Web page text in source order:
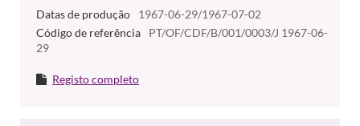
Datas de produção
1967-06-29/1967-07-02
Código de referência
PT/OF/CDF/B/001/0003/J 1967-06-
29
Registo completo